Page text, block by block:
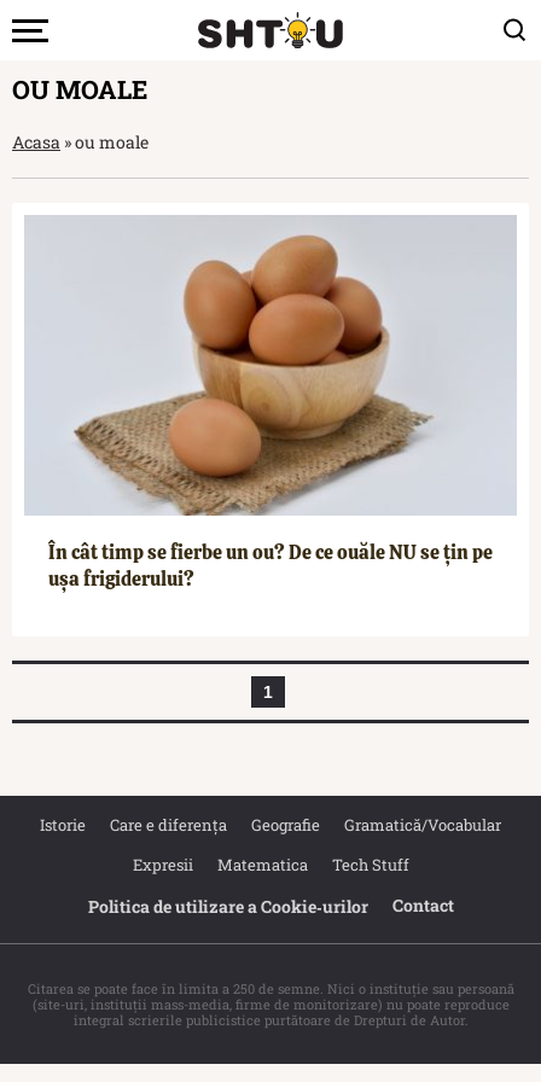
OU MOALE
Acasa »ou moale
În cât timp se fierbe un ou? De ce ouăle NU se țin pe
ușa frigiderului?
1
Istorie Care e diferența Geografie
Gramatică/Vocabular
Expresii
Matematica Tech Stuff
Politica de utilizare a Cookie‐urilor Contact
Citarea se poate face în limita a 250 de semne. Nici o instituţie sau persoană
(site-uri, instituţii mass-media, firme de monitorizare) nu poate reproduce
integral scrierile publicistice purtătoare de Drepturi de Autor.